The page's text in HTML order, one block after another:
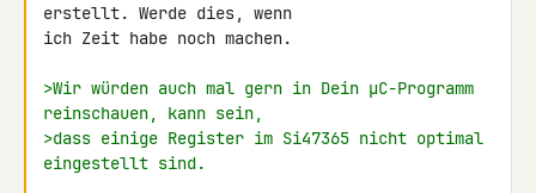
erstellt. Werde dies, wenn
ich Zeit habe noch machen.
>Wir würden auch mal gern in Dein µC-Programm
reinschauen, kann sein,
>dass einige Register im Si47365 nicht optimal
eingestellt sind.